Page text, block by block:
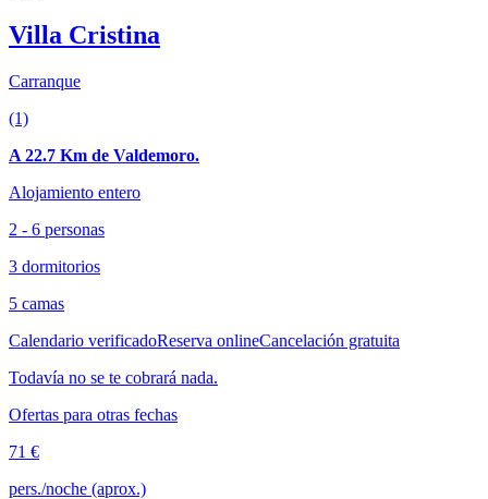
Villa Cristina
Carranque
(1)
A 22.7 Km de Valdemoro.
Alojamiento entero
2 - 6 personas
3 dormitorios
5 camas
Calendario verificadoReserva onlineCancelación gratuita
Todavía no se te cobrará nada.
Ofertas para otras fechas
71 €
pers./noche (aprox.)